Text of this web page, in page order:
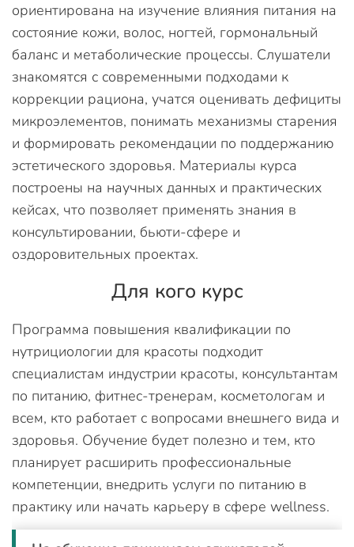
ориентирована на изучение влияния питания на
состояние кожи, волос, ногтей, гормональный
баланс и метаболические процессы. Слушатели
знакомятся с современными подходами к
коррекции рациона, учатся оценивать дефициты
микроэлементов, понимать механизмы старения
и формировать рекомендации по поддержанию
эстетического здоровья. Материалы курса
построены на научных данных и практических
кейсах, что позволяет применять знания в
консультировании, бьюти-сфере и
оздоровительных проектах.
Для кого курс
Программа повышения квалификации по
нутрициологии для красоты подходит
специалистам индустрии красоты, консультантам
по питанию, фитнес-тренерам, косметологам и
всем, кто работает с вопросами внешнего вида и
здоровья. Обучение будет полезно и тем, кто
планирует расширить профессиональные
компетенции, внедрить услуги по питанию в
практику или начать карьеру в сфере wellness.